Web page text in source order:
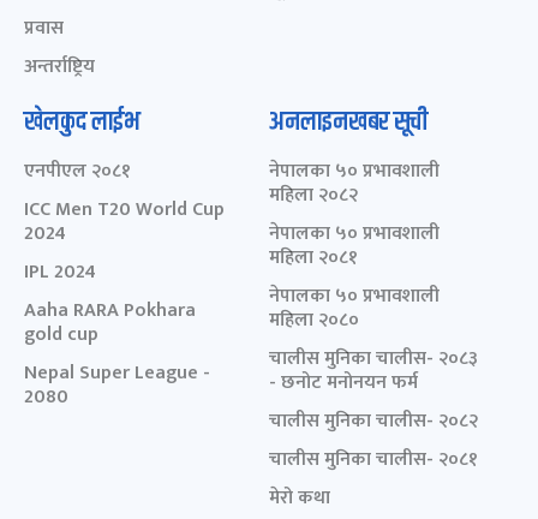
प्रवास
अन्तर्राष्ट्रिय
खेलकुद लाईभ
एनपीएल २०८१
ICC Men T20 World Cup
2024
IPL 2024
Aaha RARA Pokhara
gold cup
Nepal Super League -
2080
अनलाइनखबर सूची
नेपालका ५० प्रभावशाली
महिला २०८२
नेपालका ५० प्रभावशाली
महिला २०८१
नेपालका ५० प्रभावशाली
महिला २०८०
चालीस मुनिका चालीस- २०८३
- छनोट मनोनयन फर्म
चालीस मुनिका चालीस- २०८२
चालीस मुनिका चालीस- २०८१
मेरो कथा